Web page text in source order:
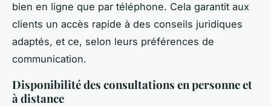
bien en ligne que par téléphone. Cela garantit aux
clients un accès rapide à des conseils juridiques
adaptés, et ce, selon leurs préférences de
communication.
Disponibilité des consultations en personne et
à distance